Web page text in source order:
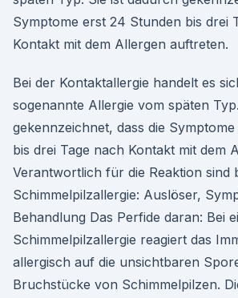
Symptome erst 24 Stunden bis drei
Kontakt mit dem Allergen auftreten.
Bei der Kontaktallergie handelt es
sogenannte Allergie vom späten
gekennzeichnet, dass die
bis drei Tage nach Kontakt mit dem
Verantwortlich für die Reaktion sind
Schimmelpilzallergie: Auslöser,
Behandlung Das Perfide daran: Bei
Schimmelpilzallergie reagiert das
allergisch auf die unsichtbaren
Bruchstücke von Schimmelpilzen.